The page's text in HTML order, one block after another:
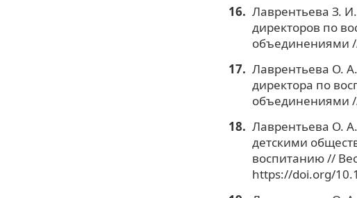
Лаврентьева З.
директоров по
объединениями
Лаврентьева О.
директора по
объединениями
Лаврентьева О.
детскими
воспитанию //
https://doi.org/